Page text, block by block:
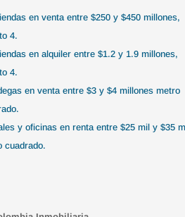
en venta entre $250 y $450 millones,
4.
en alquiler entre $1.2 y 1.9 millones,
4.
en venta entre $3 y $4 millones metro
y oficinas en renta entre $25 mil y $35
cuadrado.